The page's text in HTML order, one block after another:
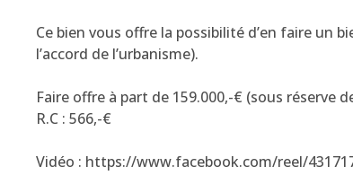
Ce bien vous offre la possibilité d’en faire un
l’accord de l’urbanisme).
Faire offre à part de 159.000,-€ (sous réserve
R.C : 566,-€
Vidéo : https://www.facebook.com/reel/